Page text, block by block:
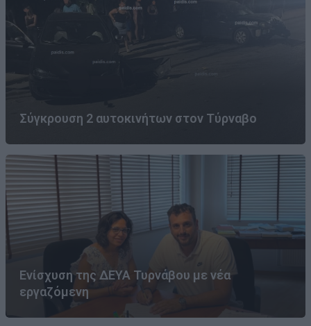
Σύγκρουση 2 αυτοκινήτων στον Τύρναβο
Ενίσχυση της ΔΕΥΑ Τυρνάβου με νέα
εργαζόμενη